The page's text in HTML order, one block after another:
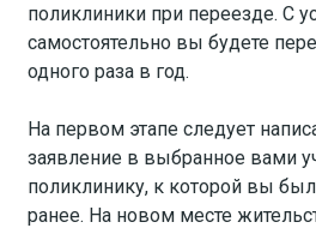
поликлиники при переезде. С
самостоятельно вы будете
одного раза в год.
На первом этапе следует
заявление в выбранное вами
поликлинику, к которой вы
ранее. На новом месте